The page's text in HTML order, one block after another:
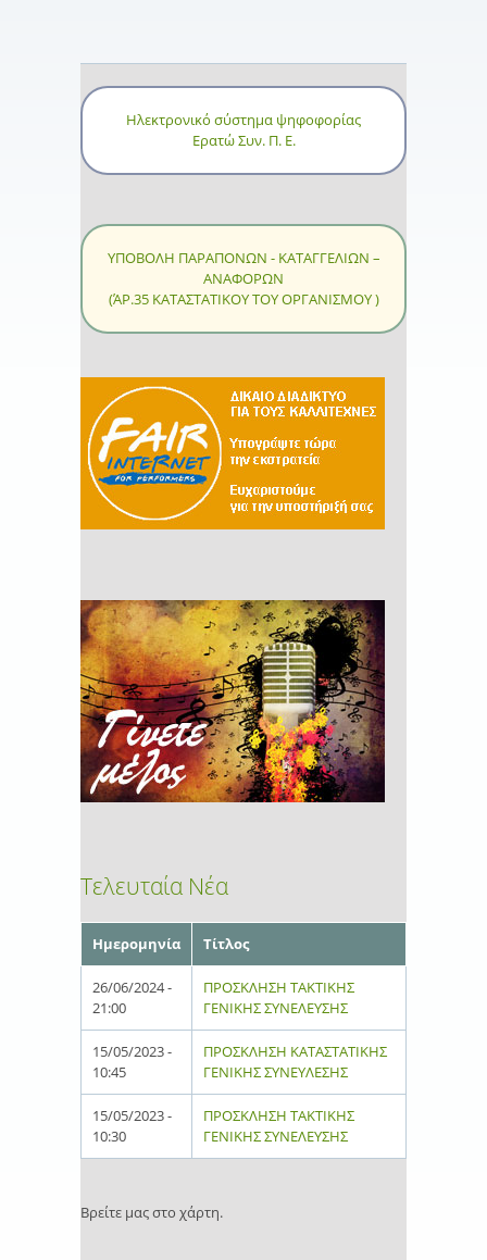
Ηλεκτρονικό σύστημα ψηφοφορίας
Ερατώ Συν. Π. Ε.
ΥΠΟΒΟΛΗ ΠΑΡΑΠΟΝΩΝ - ΚΑΤΑΓΓΕΛΙΩΝ –
ΑΝΑΦΟΡΩΝ
(ΆΡ.35 ΚΑΤΑΣΤΑΤΙΚΟΥ ΤΟΥ ΟΡΓΑΝΙΣΜΟΥ )
Τελευταία Νέα
Ημερομηνία Τίτλος
26/06/2024 -
21:00
ΠΡΟΣΚΛΗΣΗ ΤΑΚΤΙΚΗΣ
ΓΕΝΙΚΗΣ ΣΥΝΕΛΕΥΣΗΣ
15/05/2023 -
10:45
ΠΡΟΣΚΛΗΣΗ ΚΑΤΑΣΤΑΤΙΚΗΣ
ΓΕΝΙΚΗΣ ΣΥΝΕΥΛΕΣΗΣ
15/05/2023 -
10:30
ΠΡΟΣΚΛΗΣΗ ΤΑΚΤΙΚΗΣ
ΓΕΝΙΚΗΣ ΣΥΝΕΛΕΥΣΗΣ
Βρείτε μας στο χάρτη.